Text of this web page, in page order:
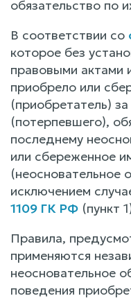
обязательство по
В соответствии со
которое без
правовыми актами
приобрело или
(приобретатель)
(потерпевшего),
последнему
или сбереженное
(неосновательное
исключением
1109 ГК РФ (пункт
Правила,
применяются
неосновательное
поведения